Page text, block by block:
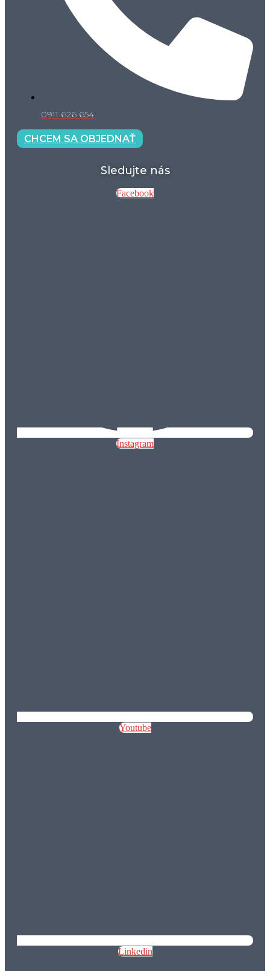
0911 626 654
CHCEM SA OBJEDNAŤ
Sledujte nás
Facebook
Instagram
Youtube
Linkedin